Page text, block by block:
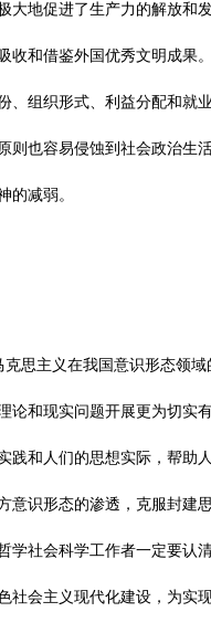
大地促进了生产力的解放和
收和借鉴外国优秀文明成果
、组织形式、利益分配和就
则也容易侵蚀到社会政治生
的减弱。
思主义在我国意识形态领域
论和现实问题开展更为切实
践和人们的思想实际，帮助
意识形态的渗透，克服封建
学社会科学工作者一定要认
社会主义现代化建设，为实